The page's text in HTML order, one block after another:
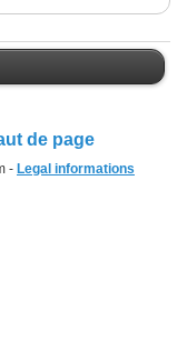
de page
- Legal informations